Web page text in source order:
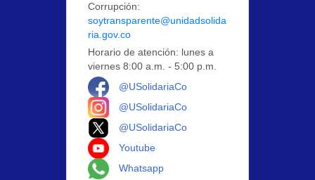
Corrupción:
soytransparente@unidadsolida
ria.gov.co
Horario de atención: lunes a
viernes 8:00 a.m. - 5:00 p.m.
@USolidariaCo
@USolidariaCo
@USolidariaCo
Youtube
Whatsapp